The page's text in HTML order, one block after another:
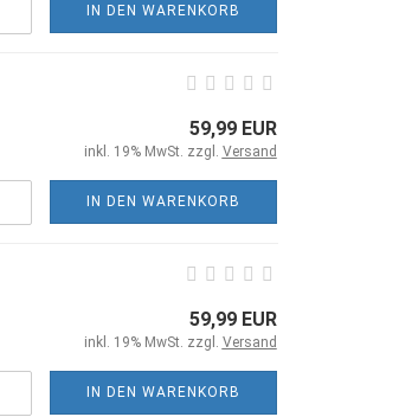
IN DEN WARENKORB
59,99 EUR
inkl. 19% MwSt. zzgl. Versand
IN DEN WARENKORB
59,99 EUR
inkl. 19% MwSt. zzgl. Versand
IN DEN WARENKORB